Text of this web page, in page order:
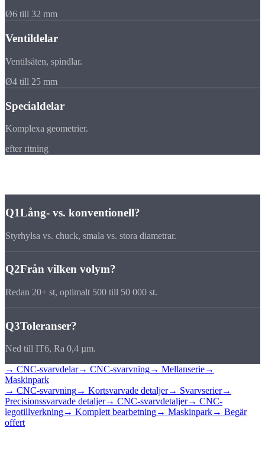
Ø6 till 32 mm
Ventildelar
Ventilsäten, spindlar.
Ø4 till 25 mm
Specialdelar
Komplexa geometrier.
efter ritning
Q1Lång- vs. konventionell?
Styrhylsa vs. chuck, smala vs. stora diametrar.
Q2Från vilken volym?
Redan 20+ st, optimalt 500 till 50 000 st.
Q3Toleranser?
Ned till IT6, Ra 0,4 µm.
→ CNC-svarvdelar→ CNC-svarvning→ Mellanserie→
Maskinpark
→ CNC-svarvning→ Kortsvarvade detaljer→ Svarvserier→
Precisionssvarvade detaljer→ CNC-svarvdetaljer→ CNC-
legotillverkning→ Komplett bearbetning→ Maskinpark→ Begär
offert